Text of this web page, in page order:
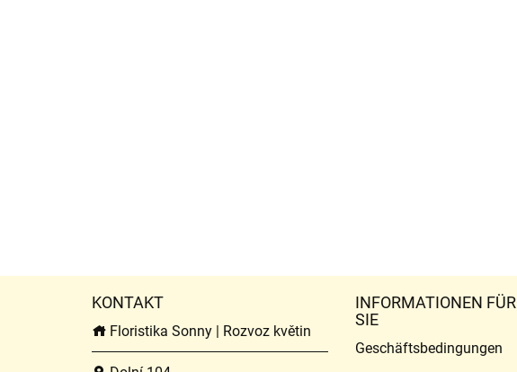
KONTAKT
Floristika Sonny | Rozvoz květin
INFORMATIONEN FÜR
SIE
Geschäftsbedingungen